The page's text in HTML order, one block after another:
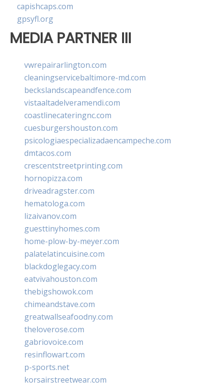
capishcaps.com
gpsyfl.org
MEDIA PARTNER III
vwrepairarlington.com
cleaningservicebaltimore-md.com
beckslandscapeandfence.com
vistaaltadelveramendi.com
coastlinecateringnc.com
cuesburgershouston.com
psicologiaespecializadaencampeche.com
dmtacos.com
crescentstreetprinting.com
hornopizza.com
driveadragster.com
hematologa.com
lizaivanov.com
guesttinyhomes.com
home-plow-by-meyer.com
palatelatincuisine.com
blackdoglegacy.com
eatvivahouston.com
thebigshowok.com
chimeandstave.com
greatwallseafoodny.com
theloverose.com
gabriovoice.com
resinflowart.com
p-sports.net
korsairstreetwear.com